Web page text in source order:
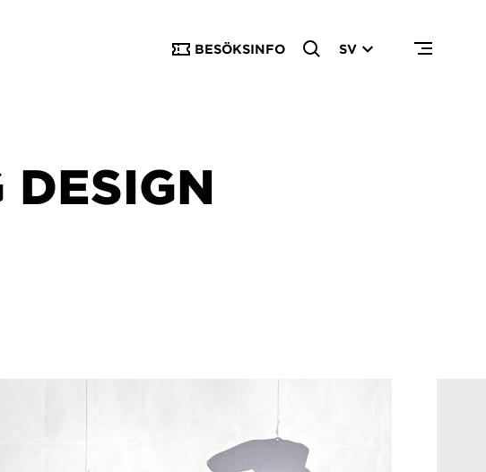
BESÖKSINFO SV
DESIGN